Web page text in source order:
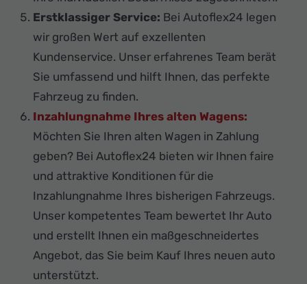
Erstklassiger Service: Bei Autoflex24 legen
wir großen Wert auf exzellenten
Kundenservice. Unser erfahrenes Team berät
Sie umfassend und hilft Ihnen, das perfekte
Fahrzeug zu finden.
Inzahlungnahme Ihres alten Wagens:
Möchten Sie Ihren alten Wagen in Zahlung
geben? Bei Autoflex24 bieten wir Ihnen faire
und attraktive Konditionen für die
Inzahlungnahme Ihres bisherigen Fahrzeugs.
Unser kompetentes Team bewertet Ihr Auto
und erstellt Ihnen ein maßgeschneidertes
Angebot, das Sie beim Kauf Ihres neuen auto
unterstützt.